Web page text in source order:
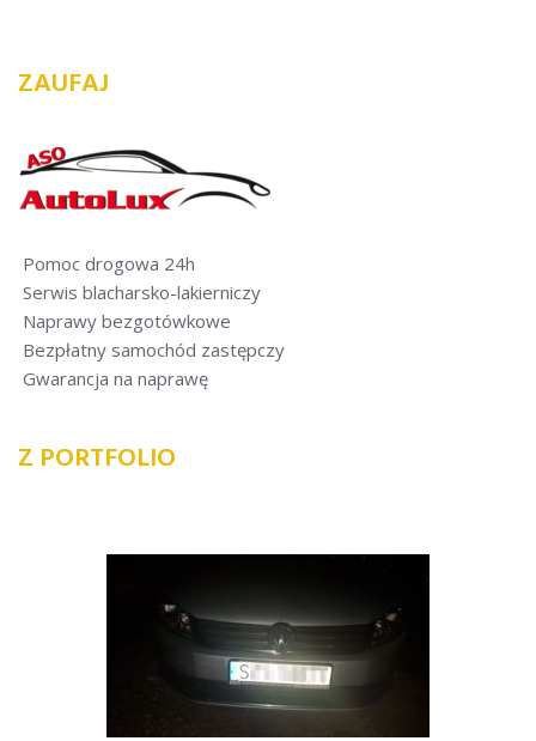
ZAUFAJ
Pomoc drogowa 24h
Serwis blacharsko-lakierniczy
Naprawy bezgotówkowe
Bezpłatny samochód zastępczy
Gwarancja na naprawę
Z PORTFOLIO